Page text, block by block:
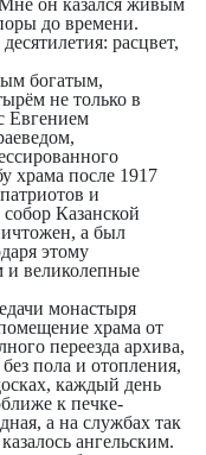
он казался живым
до времени.
расцвет,
богатым,
не только в
Евгением
храма после 1917
и
Казанской
а был
этому
и великолепные
монастыря
храма от
переезда архива,
пола и отопления,
каждый день
к печке-
а на службах так
ангельским.